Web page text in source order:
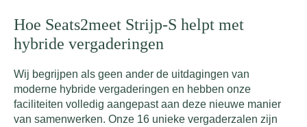
Hoe Seats2meet Strijp-S helpt met
hybride vergaderingen
Wij begrijpen als geen ander de uitdagingen van
moderne hybride vergaderingen en hebben onze
faciliteiten volledig aangepast aan deze nieuwe manier
van samenwerken. Onze 16 unieke vergaderzalen zijn